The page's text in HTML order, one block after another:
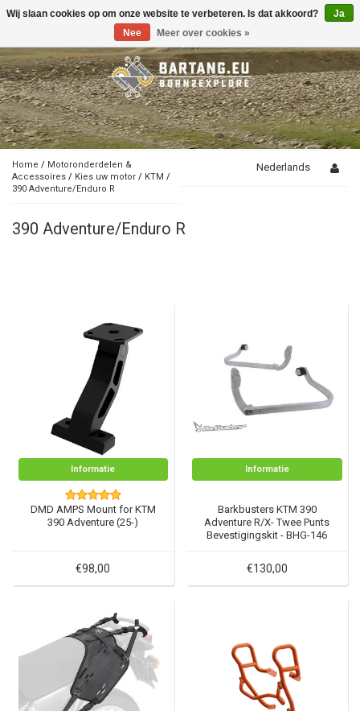
Toggle
Home / Motoronderdelen &
Accessoires / Kies uw motor / KTM /
390 Adventure/Enduro R
Nederlands
390 Adventure/Enduro R
Informatie
DMD AMPS Mount for KTM
390 Adventure (25-)
€98,00
Informatie
Barkbusters KTM 390
Adventure R/X- Twee Punts
Bevestigingskit - BHG-146
€130,00
Wij slaan cookies op om onze website te verbeteren. Is dat akkoord?
Ja
Nee
Meer over cookies »